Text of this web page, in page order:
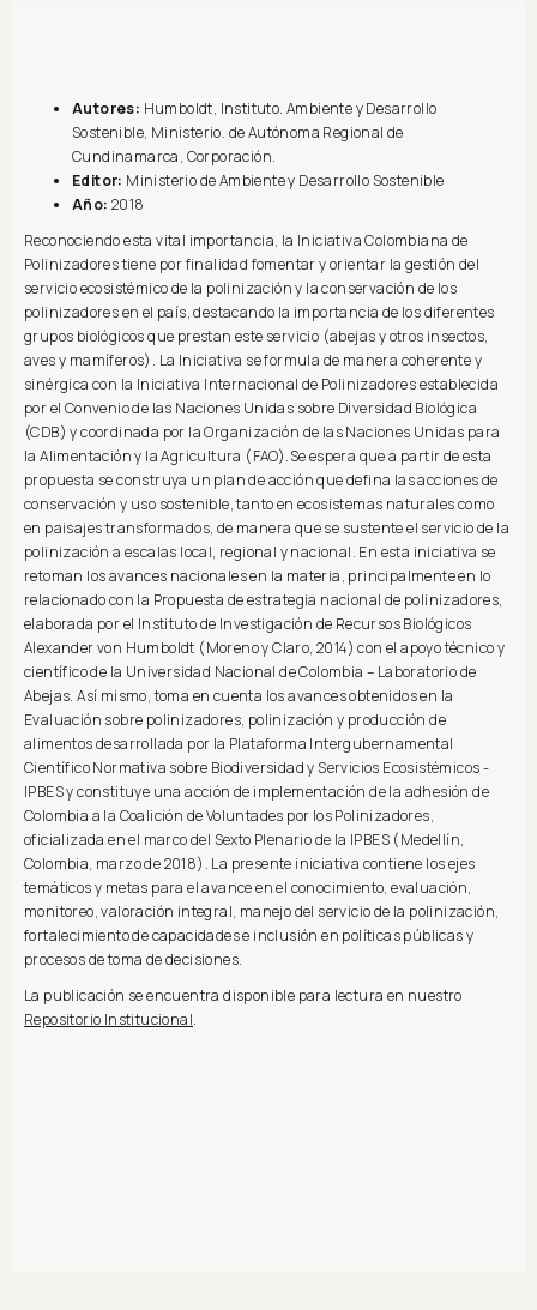
Autores: Humboldt, Instituto. Ambiente y Desarrollo
Sostenible, Ministerio. de Autónoma Regional de
Cundinamarca, Corporación.
Editor: Ministerio de Ambiente y Desarrollo Sostenible
Año: 2018
Reconociendo esta vital importancia, la Iniciativa Colombiana de
Polinizadores tiene por finalidad fomentar y orientar la gestión del
servicio ecosistémico de la polinización y la conservación de los
polinizadores en el país, destacando la importancia de los diferentes
grupos biológicos que prestan este servicio (abejas y otros insectos,
aves y mamíferos). La Iniciativa se formula de manera coherente y
sinérgica con la Iniciativa Internacional de Polinizadores establecida
por el Convenio de las Naciones Unidas sobre Diversidad Biológica
(CDB) y coordinada por la Organización de las Naciones Unidas para
la Alimentación y la Agricultura (FAO).Se espera que a partir de esta
propuesta se construya un plan de acción que defina las acciones de
conservación y uso sostenible, tanto en ecosistemas naturales como
en paisajes transformados, de manera que se sustente el servicio de la
polinización a escalas local, regional y nacional. En esta iniciativa se
retoman los avances nacionales en la materia, principalmente en lo
relacionado con la Propuesta de estrategia nacional de polinizadores,
elaborada por el Instituto de Investigación de Recursos Biológicos
Alexander von Humboldt (Moreno y Claro, 2014) con el apoyo técnico y
científico de la Universidad Nacional de Colombia – Laboratorio de
Abejas. Así mismo, toma en cuenta los avances obtenidos en la
Evaluación sobre polinizadores, polinización y producción de
alimentos desarrollada por la Plataforma Intergubernamental
Científico Normativa sobre Biodiversidad y Servicios Ecosistémicos -
IPBES y constituye una acción de implementación de la adhesión de
Colombia a la Coalición de Voluntades por los Polinizadores,
oficializada en el marco del Sexto Plenario de la IPBES (Medellín,
Colombia, marzo de 2018). La presente iniciativa contiene los ejes
temáticos y metas para el avance en el conocimiento, evaluación,
monitoreo, valoración integral, manejo del servicio de la polinización,
fortalecimiento de capacidades e inclusión en políticas públicas y
procesos de toma de decisiones.
La publicación se encuentra disponible para lectura en nuestro
Repositorio Institucional.